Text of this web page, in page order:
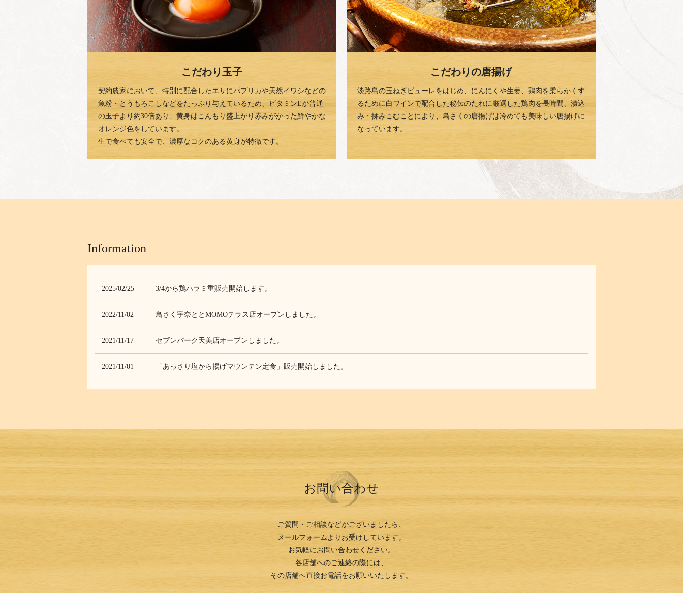
こだわり玉子
契約農家において、特別に配合したエサにパプリカや天然イワシなどの
魚粉・とうもろこしなどをたっぷり与えているため、ビタミンEが普通
の玉子より約30倍あり、黄身はこんもり盛上がり赤みがかった鮮やかな
オレンジ色をしています。
生で食べても安全で、濃厚なコクのある黄身が特徴です。
こだわりの唐揚げ
淡路島の玉ねぎピューレをはじめ、にんにくや生姜、鶏肉を柔らかくす
るために白ワインで配合した秘伝のたれに厳選した鶏肉を長時間、漬込
み・揉みこむことにより、鳥さくの唐揚げは冷めても美味しい唐揚げに
なっています。
Information
2025/02/25 3/4から鶏ハラミ重販売開始します。
2022/11/02 鳥さく宇奈ととMOMOテラス店オープンしました。
2021/11/17 セブンパーク天美店オープンしました。
2021/11/01 「あっさり塩から揚げマウンテン定食」販売開始しました。
夏メニュー「ねぎ塩だれマウンテン定食」販売開始しました。
2021/06/08 イオンモール川口店オープンしました。
2021/04/27 イオンモール松本店オープンしました
2021/03/18
お問い合わせ
ご質問・ご相談などがございましたら、
メールフォームよりお受けしています。
お気軽にお問い合わせください。
各店舗へのご連絡の際には、
その店舗へ直接お電話をお願いいたします。